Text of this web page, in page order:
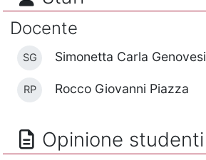
Docente
SG Simonetta Carla Genovesi
RP Rocco Giovanni Piazza
Opinione studenti